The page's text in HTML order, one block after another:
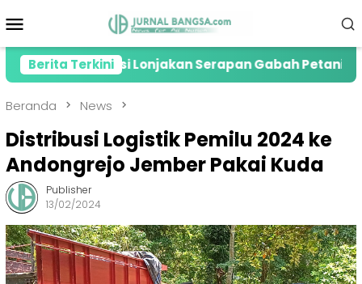
ke
Mobile
Berita Terkini
Lonjakan Serapan Gabah Petani di Jember
Beranda News
Distribusi Logistik Pemilu 2024 ke
Andongrejo Jember Pakai Kuda
Publisher
13/02/2024